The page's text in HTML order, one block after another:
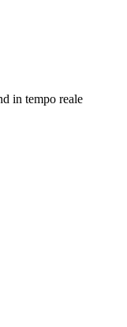
in tempo reale